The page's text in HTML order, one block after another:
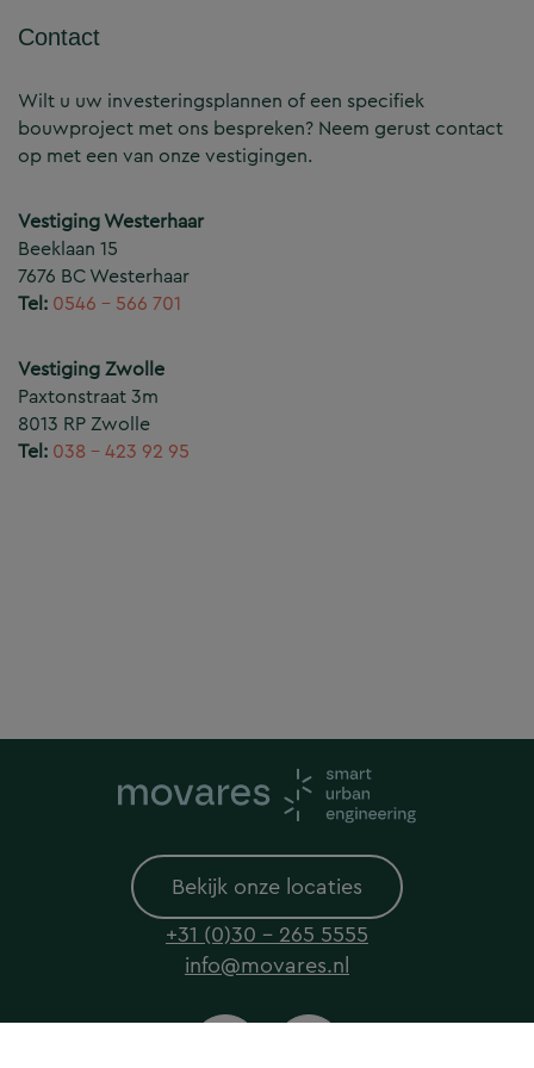
Contact
Wilt u uw investeringsplannen of een specifiek
bouwproject met ons bespreken? Neem gerust contact
op met een van onze vestigingen.
Vestiging Westerhaar
Beeklaan 15
7676 BC Westerhaar
Tel: 0546 – 566 701
Vestiging Zwolle
Paxtonstraat 3m
8013 RP Zwolle
Tel: 038 – 423 92 95
Bekijk onze locaties
+31 (0)30 - 265 5555
info@movares.nl